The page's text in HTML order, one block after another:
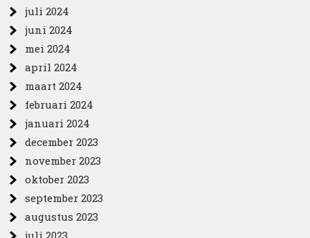
juli 2024
juni 2024
mei 2024
april 2024
maart 2024
februari 2024
januari 2024
december 2023
november 2023
oktober 2023
september 2023
augustus 2023
juli 2023